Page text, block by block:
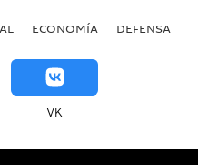
ECONOMÍA DEFENSA
VK